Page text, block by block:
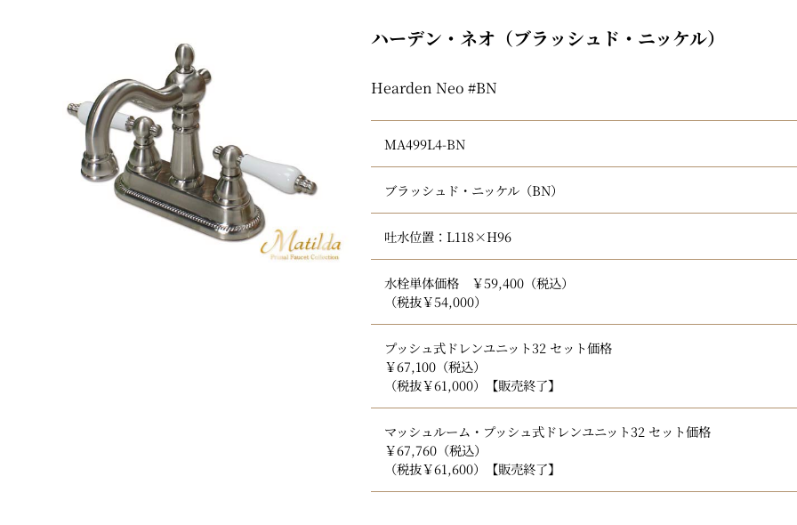
ハーデン・ネオ（ブラッシュド・ニッケル）
Hearden Neo #BN
MA499L4-BN
ブラッシュド・ニッケル（BN）
吐水位置：L118×H96
水栓単体価格 ￥59,400 （税込）
（税抜￥54,000）
プッシュ式ドレンユニット32 セット価格
￥67,100 （税込）
（税抜￥61,000）【販売終了】
マッシュルーム・プッシュ式ドレンユニット32 セット価格
￥67,760 （税込）
（税抜￥61,600）【販売終了】